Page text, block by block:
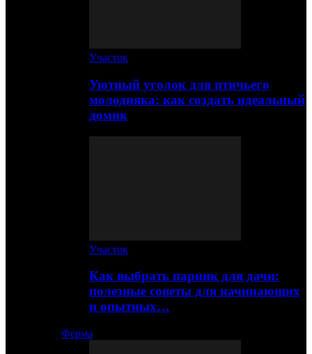
Участок
Уютный уголок для птичьего
молодняка: как создать идеальный
домик
Участок
Как выбрать парник для дачи:
полезные советы для начинающих
и опытных…
Ферма